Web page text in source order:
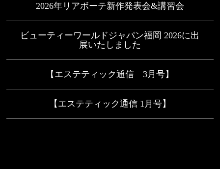
2026年リアボーテ新作発表会&講習会
ビューティーワールドジャパン福岡 2026に出
展いたしました
【エステティック通信 3月号】
【エステティック通信 1月号】